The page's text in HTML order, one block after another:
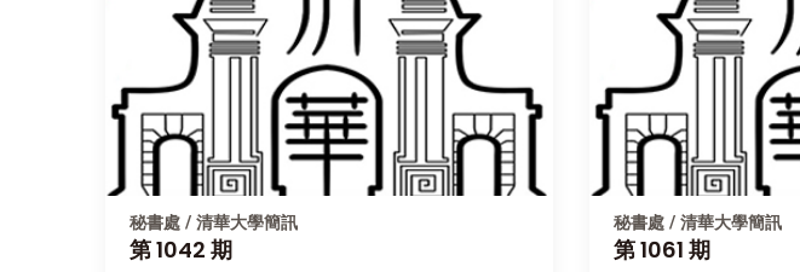
秘書處 / 清華大學簡訊
第 1042 期
秘書處 / 清華大學簡訊
第 1061 期